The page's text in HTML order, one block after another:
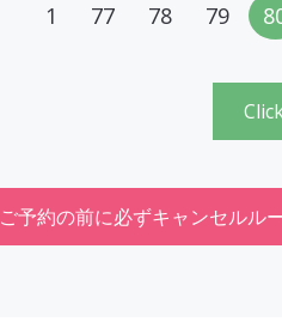
1 77 78 79
ご予約の前に必ずキャンセルル